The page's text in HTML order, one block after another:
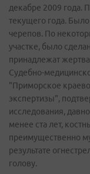
декабре 2009 года.
текущего года.
черепов. По
участке, было
принадлежат
Судебно-
"Приморское
экспертизы",
исследования,
менее ста лет,
преимущественно
результате
голову.